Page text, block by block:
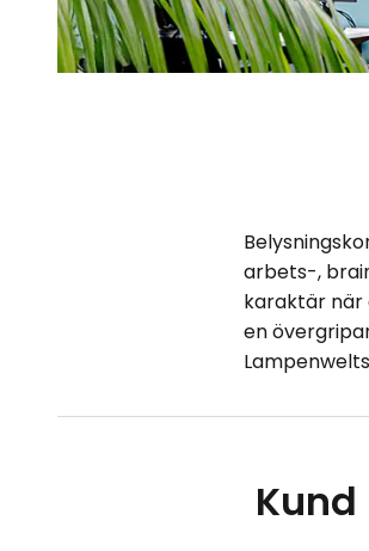
arbets-,
karaktär när
en
Kund